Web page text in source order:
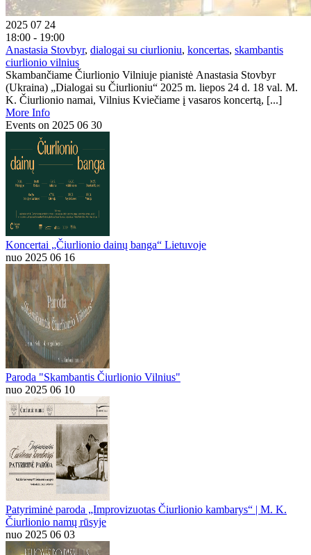
2025 07 24
18:00 - 19:00
Anastasia Stovbyr, dialogai su ciurlioniu, koncertas, skambantis
ciurlionio vilnius
Skambančiame Čiurlionio Vilniuje pianistė Anastasia Stovbyr
(Ukraina) „Dialogai su Čiurlioniu“ 2025 m. liepos 24 d. 18 val. M.
K. Čiurlionio namai, Vilnius Kviečiame į vasaros koncertą, [...]
More Info
Events on 2025 06 30
Koncertai „Čiurlionio dainų banga“ Lietuvoje
nuo 2025 06 16
Paroda "Skambantis Čiurlionio Vilnius"
nuo 2025 06 10
Patyriminė paroda „Improvizuotas Čiurlionio kambarys“ | M. K.
Čiurlionio namų rūsyje
nuo 2025 06 03